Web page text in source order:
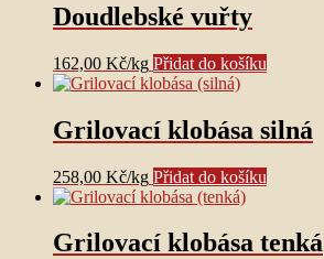
Doudlebské vuřty
162,00 Kč/kg Přidat do košíku
Grilovací klobása silná
258,00 Kč/kg Přidat do košíku
Grilovací klobása tenká